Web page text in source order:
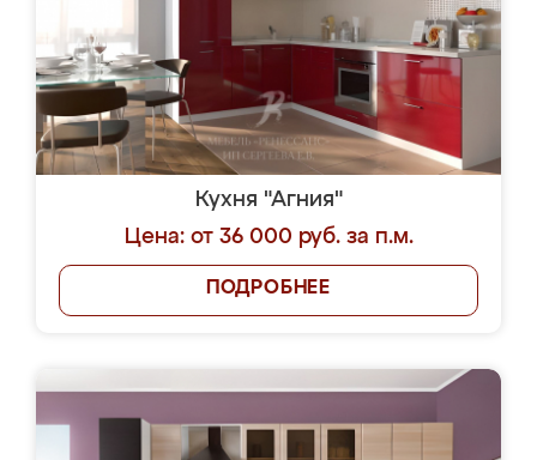
Кухня "Агния"
Цена: от 36 000 руб. за п.м.
ПОДРОБНЕЕ